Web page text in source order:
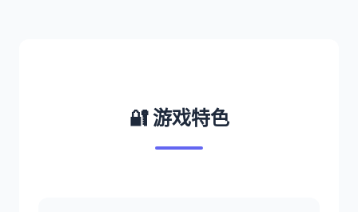
🔐 游戏特色